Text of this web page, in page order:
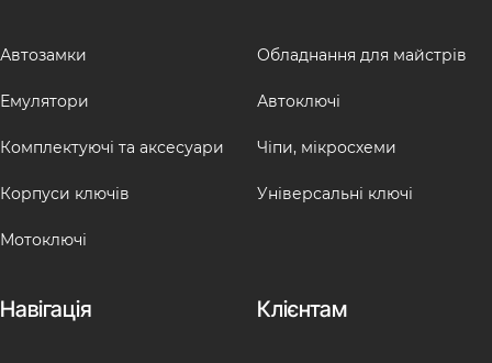
Автозамки
Емулятори
Комплектуючі та аксесуари
Корпуси ключів
Мотоключі
Обладнання для майстрів
Автоключі
Чіпи, мікросхеми
Універсальні ключі
Навігація Клієнтам